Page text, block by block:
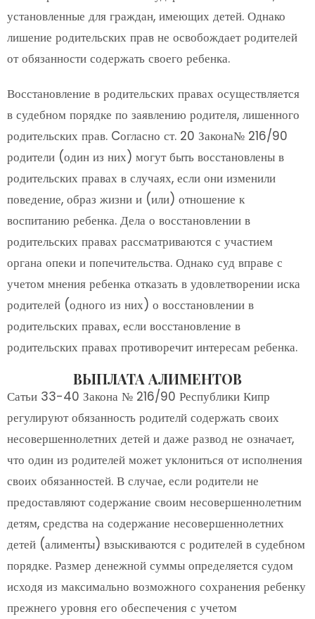
установленные для граждан, имеющих детей. Однако
лишение родительских прав не освобождает родителей
от обязанности содержать своего ребенка.
Восстановление в родительских правах осуществляется
в судебном порядке по заявлению родителя, лишенного
родительских прав. Cогласно ст. 20 Закона№ 216/90
родители (один из них) могут быть восстановлены в
родительских правах в случаях, если они изменили
поведение, образ жизни и (или) отношение к
воспитанию ребенка. Дела о восстановлении в
родительских правах рассматриваются с участием
органа опеки и попечительства. Однако суд вправе с
учетом мнения ребенка отказать в удовлетворении иска
родителей (одного из них) о восстановлении в
родительских правах, если восстановление в
родительских правах противоречит интересам ребенка.
ВЫПЛАТА АЛИМЕНТОВ
Сатьи 33-40 Закона № 216/90 Республики Кипр
регулируют обязанность родителй содержать своих
несовершеннолетних детей и даже развод не означает,
что один из родителей может уклониться от исполнения
своих обязанностей. В случае, если родители не
предоставляют содержание своим несовершеннолетним
детям, средства на содержание несовершеннолетних
детей (алименты) взыскиваются с родителей в судебном
порядке. Размер денежной суммы определяется судом
исходя из максимально возможного сохранения ребенку
прежнего уровня его обеспечения с учетом